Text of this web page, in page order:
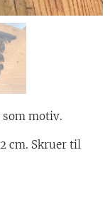
motiv.
cm. Skruer til